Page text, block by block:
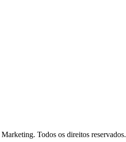
Todos os direitos reservados.